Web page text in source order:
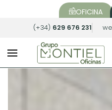
OFICINA
(+34) 629 676 231